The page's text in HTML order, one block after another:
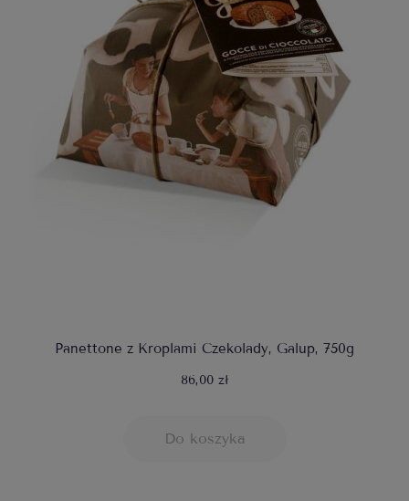
Panettone z Kroplami Czekolady, Galup, 750g
86,00 zł
Do koszyka